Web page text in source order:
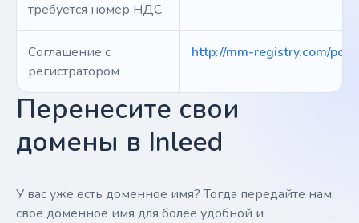
требуется номер НДС
Соглашение с
регистратором
http://mm-registry.com/
Перенесите свои
домены в Inleed
У вас уже есть доменное имя? Тогда передайте нам
свое доменное имя для более удобной и